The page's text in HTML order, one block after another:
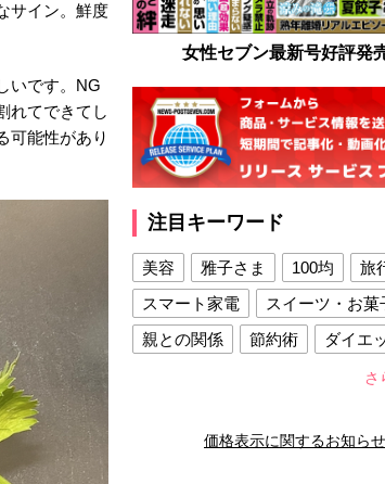
サイン。鮮度
いです。NG
れてできてし
可能性があり
女性セブン最新号好評発
注目キーワード
美容 雅子さま 100均
旅
スマート家電
スイーツ・お菓
親との関係
節約術
ダイエ
夫との関係
新津春子 どか
さ
価格表示に関するお知らせ